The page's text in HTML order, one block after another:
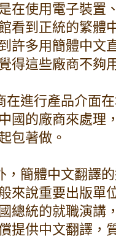
在使用電子裝置
看到正統的繁體
許多用簡體中文
得這些廠商不夠
在進行產品介面
國的廠商來處理
包著做。
，簡體中文翻譯
來說重要出版單
總統的就職演講
提供中文翻譯，